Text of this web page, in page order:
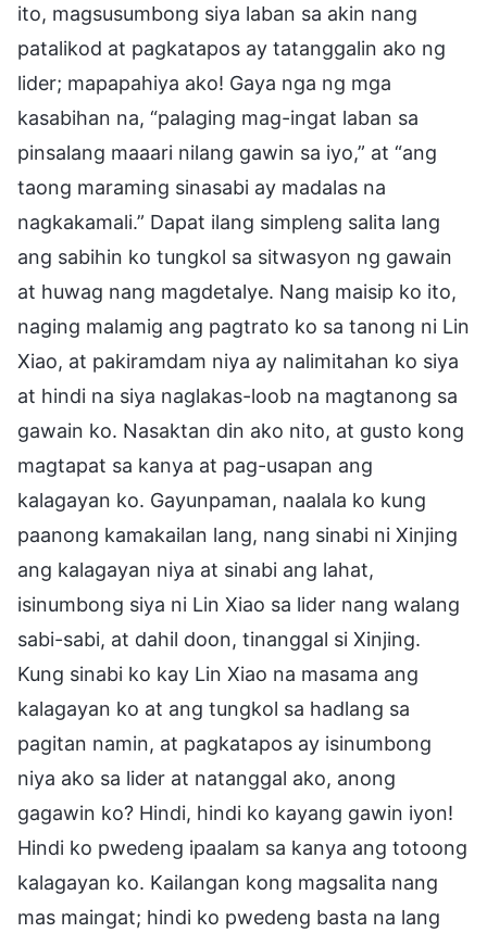
ito, magsusumbong siya laban sa akin nang
patalikod at pagkatapos ay tatanggalin ako ng
lider; mapapahiya ako! Gaya nga ng mga
kasabihan na, “palaging mag-ingat laban sa
pinsalang maaari nilang gawin sa iyo,” at “ang
taong maraming sinasabi ay madalas na
nagkakamali.” Dapat ilang simpleng salita lang
ang sabihin ko tungkol sa sitwasyon ng gawain
at huwag nang magdetalye. Nang maisip ko ito,
naging malamig ang pagtrato ko sa tanong ni Lin
Xiao, at pakiramdam niya ay nalimitahan ko siya
at hindi na siya naglakas-loob na magtanong sa
gawain ko. Nasaktan din ako nito, at gusto kong
magtapat sa kanya at pag-usapan ang
kalagayan ko. Gayunpaman, naalala ko kung
paanong kamakailan lang, nang sinabi ni Xinjing
ang kalagayan niya at sinabi ang lahat,
isinumbong siya ni Lin Xiao sa lider nang walang
sabi-sabi, at dahil doon, tinanggal si Xinjing.
Kung sinabi ko kay Lin Xiao na masama ang
kalagayan ko at ang tungkol sa hadlang sa
pagitan namin, at pagkatapos ay isinumbong
niya ako sa lider at natanggal ako, anong
gagawin ko? Hindi, hindi ko kayang gawin iyon!
Hindi ko pwedeng ipaalam sa kanya ang totoong
kalagayan ko. Kailangan kong magsalita nang
mas maingat; hindi ko pwedeng basta na lang